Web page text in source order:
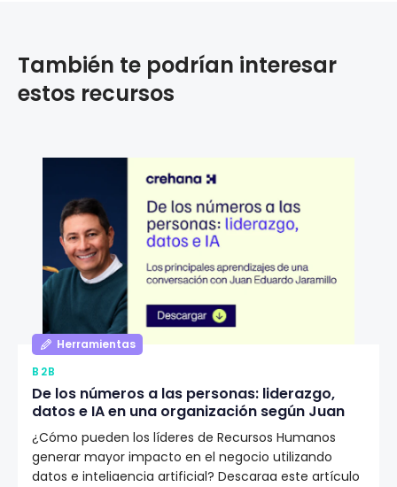
También te podrían interesar
estos recursos
Herramientas
B2B
De los números a las personas: liderazgo,
datos e IA en una organización según Juan
Eduardo Jaramillo
¿Cómo pueden los líderes de Recursos Humanos
generar mayor impacto en el negocio utilizando
datos e inteligencia artificial? Descarga este artículo